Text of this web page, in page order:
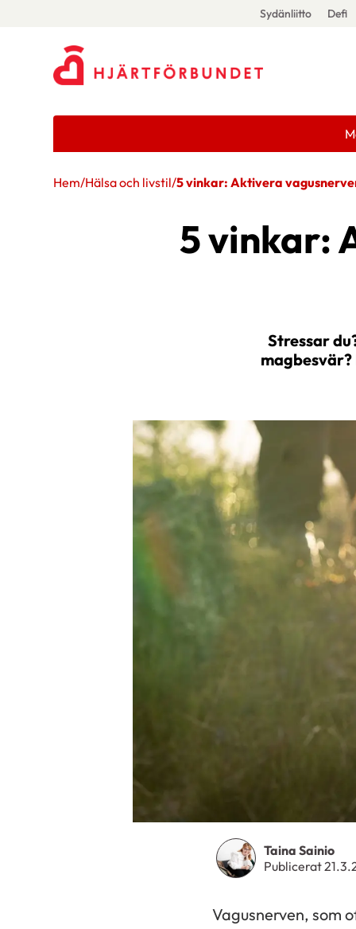
Sydänliitto Defi
Hem/Hälsa och livstil/5 vinkar: Aktivera
5 vinkar:
Stressar
Taina Sainio
Publicerat
Vagusnerven, som